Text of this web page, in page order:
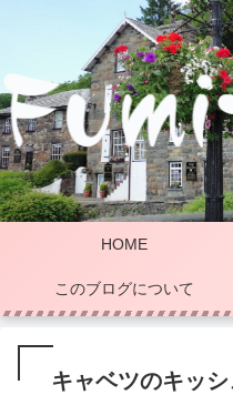
HOME
このブログについて
キャベツのキッ